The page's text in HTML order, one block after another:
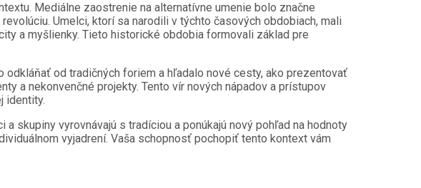
Mediálne zaostrenie na alternatívne umenie bolo značne
Umelci, ktorí sa narodili v týchto časových obdobiach, mali
a myšlienky. Tieto historické obdobia formovali základ pre
od tradičných foriem a hľadalo nové cesty, ako prezentovať
a nekonvenčné projekty. Tento vír nových nápadov a prístupov
identity.
skupiny vyrovnávajú s tradíciou a ponúkajú nový pohľad na hodnoty
vyjadrení. Vaša schopnosť pochopiť tento kontext vám